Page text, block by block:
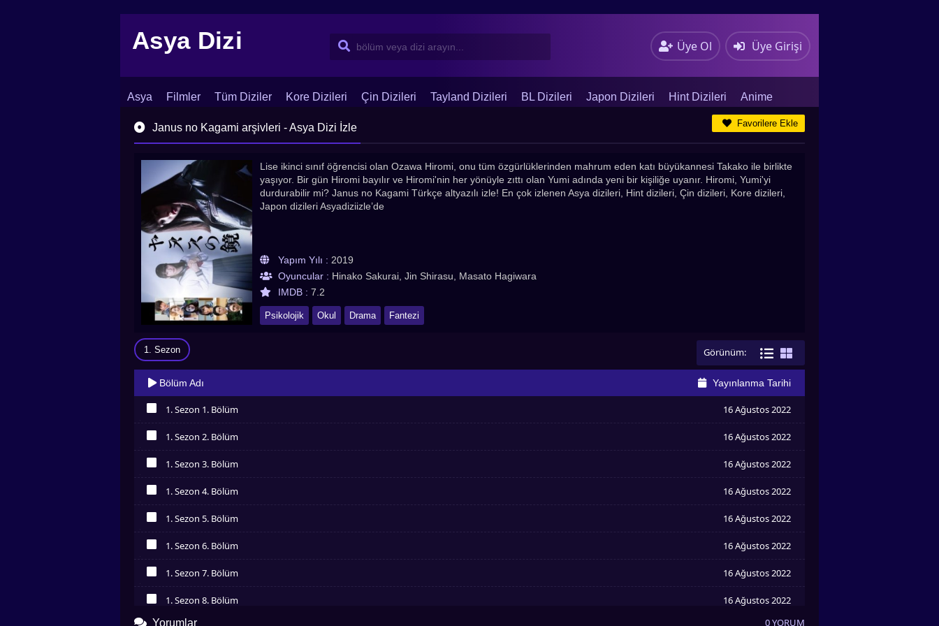
Asya Dizi Üye Ol Üye Girişi
Asya Filmler Tüm Diziler Kore Dizileri Çin Dizileri Tayland Dizileri BL Dizileri Japon Dizileri Hint Dizileri Anime
İletişim Blog Dizi Arşivi
Janus no Kagami arşivleri - Asya Dizi İzle Favorilere Ekle
Lise ikinci sınıf öğrencisi olan Ozawa Hiromi, onu tüm özgürlüklerinden mahrum eden katı büyükannesi Takako ile birlikte
yaşıyor. Bir gün Hiromi bayılır ve Hiromi'nin her yönüyle zıttı olan Yumi adında yeni bir kişiliğe uyanır. Hiromi, Yumi'yi
durdurabilir mi? Janus no Kagami Türkçe altyazılı izle! En çok izlenen Asya dizileri, Hint dizileri, Çin dizileri, Kore dizileri,
Japon dizileri Asyadiziizle’de
Yapım Yılı : 2019
Oyuncular : Hinako Sakurai, Jin Shirasu, Masato Hagiwara
IMDB : 7.2
Psikolojik Okul Drama Fantezi
Görünüm:
1. Sezon
Bölüm Adı Yayınlanma Tarihi
1. Sezon 1. Bölüm 16 Ağustos 2022
1. Sezon 2. Bölüm 16 Ağustos 2022
1. Sezon 3. Bölüm 16 Ağustos 2022
1. Sezon 4. Bölüm 16 Ağustos 2022
1. Sezon 5. Bölüm 16 Ağustos 2022
1. Sezon 6. Bölüm 16 Ağustos 2022
1. Sezon 7. Bölüm 16 Ağustos 2022
İzledim
1. Sezon 8. Bölüm 16 Ağustos 2022
Yorumlar 0 YORUM